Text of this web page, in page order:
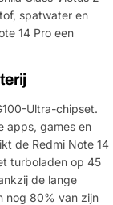
spatwater en
14 Pro een
Ultra-chipset.
apps, games en
de Redmi Note 14
turboladen op 45
de lange
nog 80% van zijn